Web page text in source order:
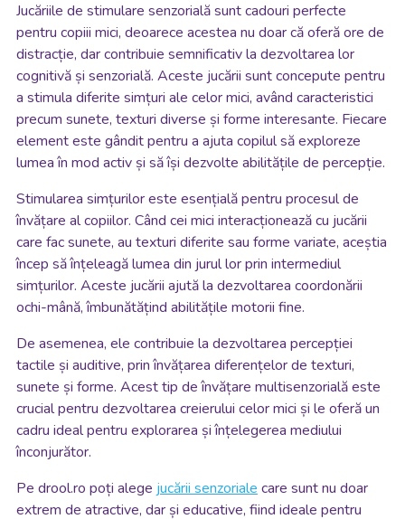
Jucăriile de stimulare senzorială sunt cadouri perfecte
pentru copiii mici, deoarece acestea nu doar că oferă ore de
distracție, dar contribuie semnificativ la dezvoltarea lor
cognitivă și senzorială. Aceste jucării sunt concepute pentru
a stimula diferite simțuri ale celor mici, având caracteristici
precum sunete, texturi diverse și forme interesante. Fiecare
element este gândit pentru a ajuta copilul să exploreze
lumea în mod activ și să își dezvolte abilitățile de percepție.
Stimularea simțurilor este esențială pentru procesul de
învățare al copiilor. Când cei mici interacționează cu jucării
care fac sunete, au texturi diferite sau forme variate, aceștia
încep să înțeleagă lumea din jurul lor prin intermediul
simțurilor. Aceste jucării ajută la dezvoltarea coordonării
ochi-mână, îmbunătățind abilitățile motorii fine.
De asemenea, ele contribuie la dezvoltarea percepției
tactile și auditive, prin învățarea diferențelor de texturi,
sunete și forme. Acest tip de învățare multisenzorială este
crucial pentru dezvoltarea creierului celor mici și le oferă un
cadru ideal pentru explorarea și înțelegerea mediului
înconjurător.
Pe drool.ro poți alege jucării senzoriale care sunt nu doar
extrem de atractive, dar și educative, fiind ideale pentru